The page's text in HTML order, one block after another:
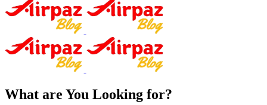
What are You Looking for?